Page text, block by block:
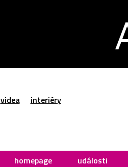
videa interiéry
homepage události